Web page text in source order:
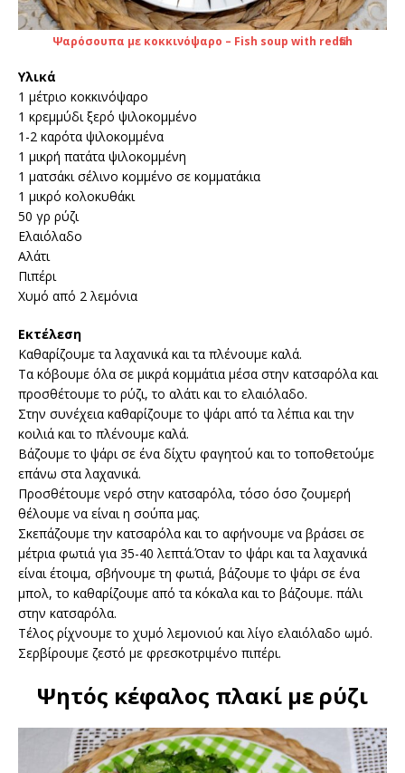
Ψαρόσουπα με κοκκινόψαρο – Fish soup with redfish
Υλικά
1 μέτριο κοκκινόψαρο
1 κρεμμύδι ξερό ψιλοκομμένο
1-2 καρότα ψιλοκομμένα
1 μικρή πατάτα ψιλοκομμένη
1 ματσάκι σέλινο κομμένο σε κομματάκια
1 μικρό κολοκυθάκι
50 γρ ρύζι
Ελαιόλαδο
Αλάτι
Πιπέρι
Χυμό από 2 λεμόνια
Εκτέλεση
Καθαρίζουμε τα λαχανικά και τα πλένουμε καλά.
Τα κόβουμε όλα σε μικρά κομμάτια μέσα στην κατσαρόλα και
προσθέτουμε το ρύζι, το αλάτι και το ελαιόλαδο.
Στην συνέχεια καθαρίζουμε το ψάρι από τα λέπια και την
κοιλιά και το πλένουμε καλά.
Βάζουμε το ψάρι σε ένα δίχτυ φαγητού και το τοποθετούμε
επάνω στα λαχανικά.
Προσθέτουμε νερό στην κατσαρόλα, τόσο όσο ζουμερή
θέλουμε να είναι η σούπα μας.
Σκεπάζουμε την κατσαρόλα και το αφήνουμε να βράσει σε
μέτρια φωτιά για 35-40 λεπτά.Όταν το ψάρι και τα λαχανικά
είναι έτοιμα, σβήνουμε τη φωτιά, βάζουμε το ψάρι σε ένα
μπολ, το καθαρίζουμε από τα κόκαλα και το βάζουμε. πάλι
στην κατσαρόλα.
Τέλος ρίχνουμε το χυμό λεμονιού και λίγο ελαιόλαδο ωμό.
Σερβίρουμε ζεστό με φρεσκοτριμένο πιπέρι.
Ψητός κέφαλος πλακί με ρύζι